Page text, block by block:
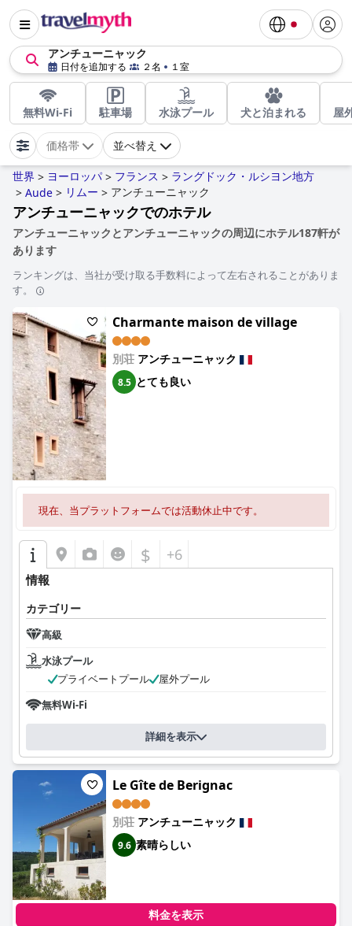
アンチューニャック
日付を追加する ２名 １室
無料Wi-Fi 駐車場 水泳プール 犬と泊まれる 屋
価格帯 並べ替え
世界 > ヨーロッパ > フランス > ラングドック・ルシヨン地方
> Aude > リムー > アンチューニャック
アンチューニャックでのホテル
アンチューニャックとアンチューニャックの周辺にホテル187軒が
あります
ランキングは、当社が受け取る手数料によって左右されることがありま
す。
Charmante maison de village
別荘 アンチューニャック
8.5 とても良い
現在、当プラットフォームでは活動休止中です。
$ +6
情報
カテゴリー
高級
水泳プール
プライベートプール
屋外プール
無料Wi-Fi
詳細を表示
Le Gîte de Berignac
別荘 アンチューニャック
9.6 素晴らしい
料金を表示